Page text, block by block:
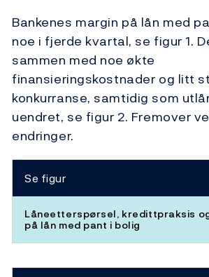
Bankenes margin på lån med
noe i fjerde kvartal, se figur 1.
sammen med noe økte
finansieringskostnader og litt
konkurranse, samtidig som
uendret, se figur 2. Fremover
endringer.
Se figur
Låneetterspørsel, kredittpraksis
på lån med pant i bolig